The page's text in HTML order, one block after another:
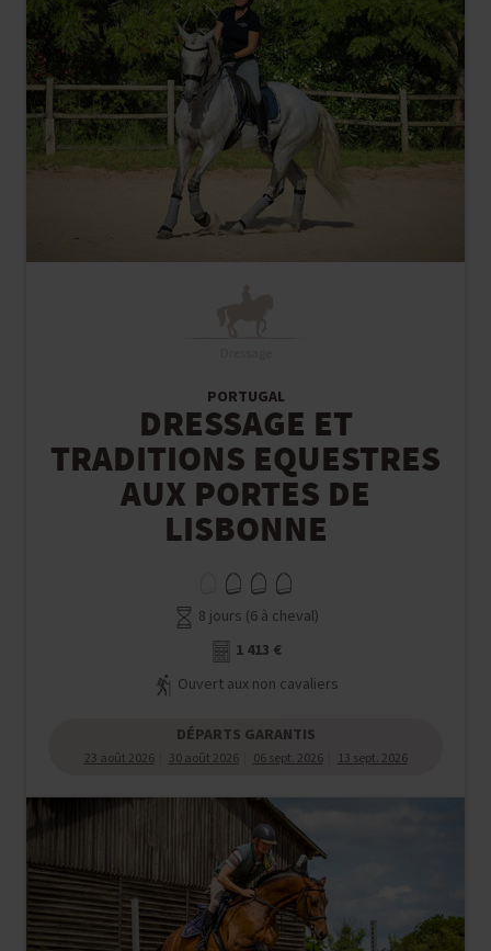
PORTUGAL
DRESSAGE ET
TRADITIONS EQUESTRES
AUX PORTES DE
LISBONNE
8 jours (6 à cheval)
1 413 €
Ouvert aux non cavaliers
DÉPARTS GARANTIS
23 août 2026 30 août 2026 06 sept. 2026 13 sept. 2026